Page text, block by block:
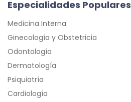
Especialidades Populares
Medicina Interna
Ginecología y Obstetricia
Odontología
Dermatología
Psiquiatría
Cardiología